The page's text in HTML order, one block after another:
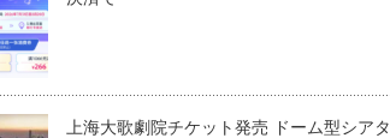
上海大歌劇院チケット発売 ドーム型シア